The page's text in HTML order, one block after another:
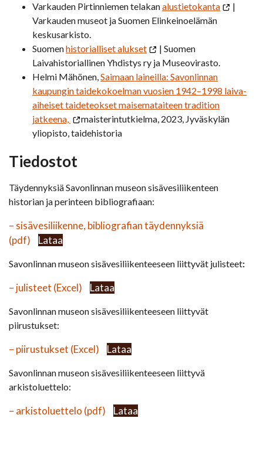
Varkauden Pirtinniemen telakanalustietokanta
|
Varkauden museot ja Suomen Elinkeinoelämän
keskusarkisto.
Suomenhistorialliset alukset
| Suomen
Laivahistoriallinen Yhdistys ry ja Museovirasto.
Helmi Mähönen,Saimaan laineilla: Savonlinnan
kaupungin taidekokoelman vuosien 1942–1998 laiva-
aiheiset taideteokset maisemataiteen tradition
jatkeena,
maisterintutkielma, 2023, Jyväskylän
yliopisto, taidehistoria
Tiedostot
Täydennyksiä Savonlinnan museon sisävesiliikenteen
historian ja perinteen bibliografiaan:
– sisävesiliikenne, bibliografian täydennyksiä
(pdf)
Lataa
Savonlinnan museon sisävesiliikenteeseen liittyvät julisteet:
– julisteet (Excel) Lataa
Savonlinnan museon sisävesiliikenteeseen liittyvät
piirustukset:
– piirustukset (Excel) Lataa
Savonlinnan museon sisävesiliikenteeseen liittyvä
arkistoluettelo:
– arkistoluettelo (pdf) Lataa